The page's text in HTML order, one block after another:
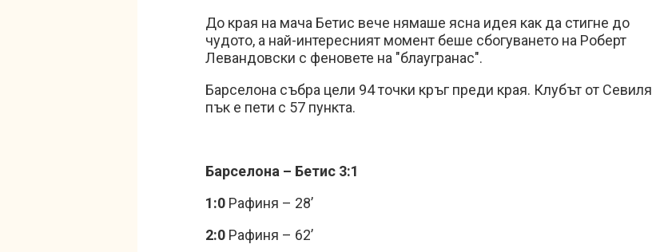
До края на мача Бетис вече нямаше ясна идея как да стигне до
чудото, а най-интересният момент беше сбогуването на Роберт
Левандовски с феновете на "блаугранас".
Барселона събра цели 94 точки кръг преди края. Клубът от Севиля
пък е пети с 57 пункта.
Барселона – Бетис 3:1
1:0 Рафиня – 28’
2:0 Рафиня – 62’